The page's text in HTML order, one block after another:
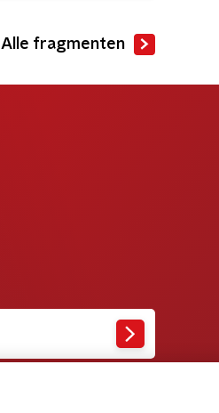
Alle fragmenten